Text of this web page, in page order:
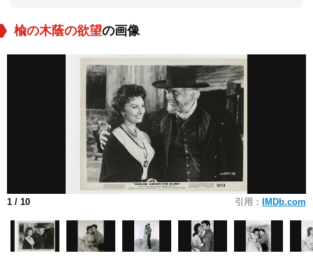
楡の木蔭の欲望の画像
1 / 10 引用： IMDb.com